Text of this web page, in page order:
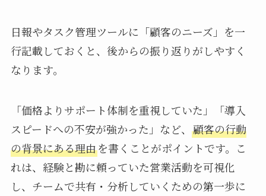
日報やタスク管理ツールに「顧客のニーズ」を一
行記載しておくと、後からの振り返りがしやすく
なります。
「価格よりサポート体制を重視していた」「導入
スピードへの不安が強かった」など、 顧客の行動
の背景にある理由を書くことがポイントです。こ
れは、経験と勘に頼っていた営業活動を可視化
し、チームで共有・分析していくための第一歩に